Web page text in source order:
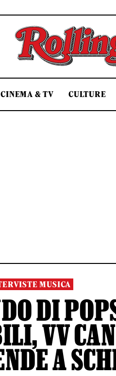
CINEMA & TV CULTURE
MUSICA
DI
VV
A